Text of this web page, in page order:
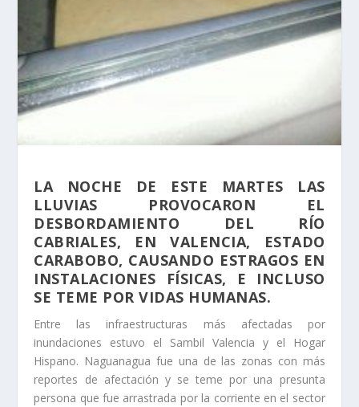
LA NOCHE DE ESTE MARTES LAS
LLUVIAS PROVOCARON EL
DESBORDAMIENTO DEL RÍO
CABRIALES, EN VALENCIA, ESTADO
CARABOBO, CAUSANDO ESTRAGOS EN
INSTALACIONES FÍSICAS, E INCLUSO
SE TEME POR VIDAS HUMANAS.
Entre las infraestructuras más afectadas por
inundaciones estuvo el Sambil Valencia y el Hogar
Hispano. Naguanagua fue una de las zonas con más
reportes de afectación y se teme por una presunta
persona que fue arrastrada por la corriente en el sector